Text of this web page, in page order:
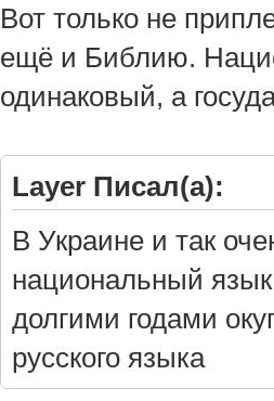
Вот только не
ещё и Библию.
одинаковый, а
Layer Писал(а):
В Украине и так
национальный
долгими годами
русского языка